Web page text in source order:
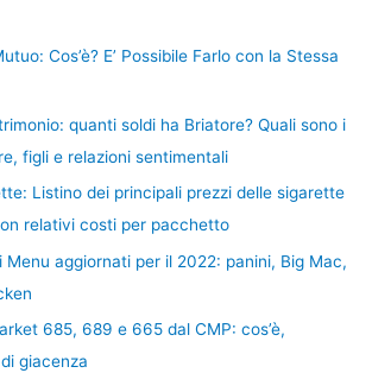
Cos’è? E’ Possibile Farlo con la Stessa
quanti soldi ha Briatore? Quali sono i
figli e relazioni sentimentali
Listino dei principali prezzi delle sigarette
relativi costi per pacchetto
Menu aggiornati per il 2022: panini, Big Mac,
685, 689 e 665 dal CMP: cos’è,
giacenza